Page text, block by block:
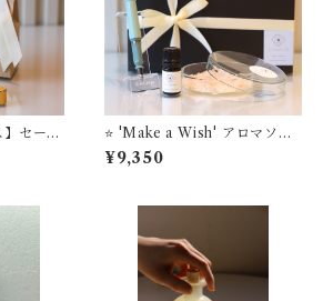
セーラ
’TUZ
オ
⭐️ 'Make a Wish' アロマソル
トディフューザー ＋ TUZU
アジャスト万年筆 セーラー万
¥9,350